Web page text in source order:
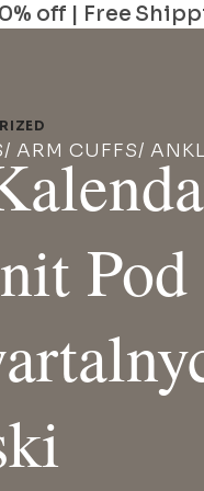
off | Free
ARM CUFFS/